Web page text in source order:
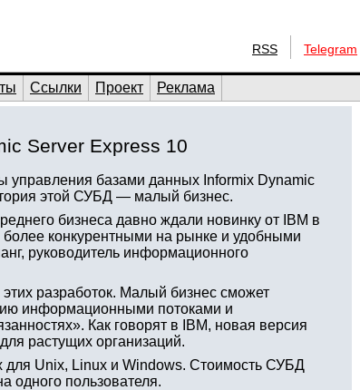
RSS Telegram
Ссылки Проект Реклама
Server Express 10
управления базами данных Informix Dynamic
этой СУБД — малый бизнес.
бизнеса давно ждали новинку от IBM в
более конкурентными на рынке и удобными
руководитель информационного
разработок. Малый бизнес сможет
информационными потоками и
Как говорят в IBM, новая версия
растущих организаций.
для Unix, Linux и Windows. Стоимость СУБД
одного пользователя.